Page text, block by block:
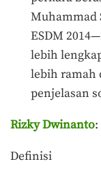
Muhammad
ESDM
lebih
lebih ramah
penjelasan
Rizky Dwinanto
Definisi